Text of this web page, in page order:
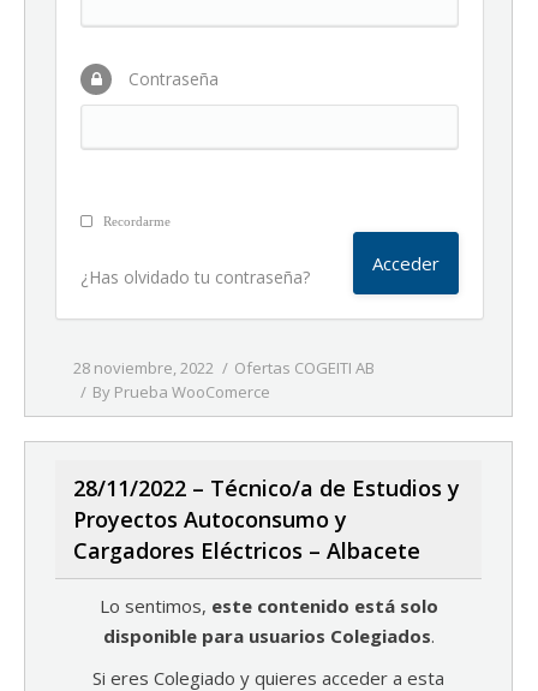
Contraseña
Recordarme
¿Has olvidado tu contraseña?
28 noviembre, 2022
Ofertas COGEITI AB
By Prueba WooComerce
28/11/2022 – Técnico/a de Estudios y
Proyectos Autoconsumo y
Cargadores Eléctricos – Albacete
Lo sentimos, este contenido está solo
disponible para usuarios Colegiados.
Si eres Colegiado y quieres acceder a esta